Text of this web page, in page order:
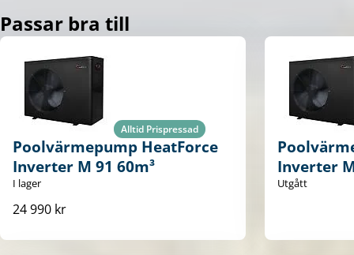
Passar bra till
Alltid Prispressad
Poolvärmepump HeatForce
Inverter M 91 60m³
I lager
24 990 kr
Inverter
Utgått